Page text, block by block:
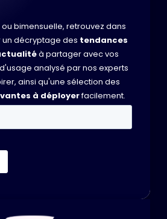
bimensuelle, retrouvez dans
décryptage des tendances
à partager avec vos
analysé par nos experts
ainsi qu'une sélection des
à déployerfacilement.